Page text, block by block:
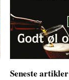
Seneste artikler